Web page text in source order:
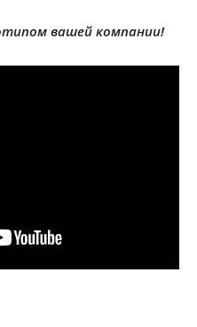
вашей компании!